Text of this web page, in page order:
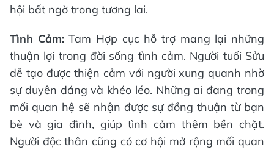
hội bất ngờ trong tương lai.
Tình Cảm:Tam Hợp cục hỗ trợ mang lại những
thuận lợi trong đời sống tình cảm. Người tuổi Sửu
dễ tạo được thiện cảm với người xung quanh nhờ
sự duyên dáng và khéo léo. Những ai đang trong
mối quan hệ sẽ nhận được sự đồng thuận từ bạn
bè và gia đình, giúp tình cảm thêm bền chặt.
Người độc thân cũng có cơ hội mở rộng mối quan